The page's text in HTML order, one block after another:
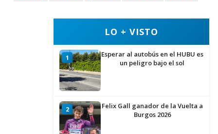
LO + VISTO
1
Esperar al autobús en el HUBU es
un peligro bajo el sol
2
Felix Gall ganador de la Vuelta a
Burgos 2026